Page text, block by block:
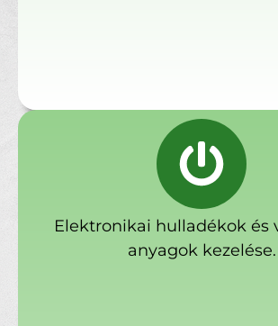
Elektronikai hulladékok és
anyagok kezelése.